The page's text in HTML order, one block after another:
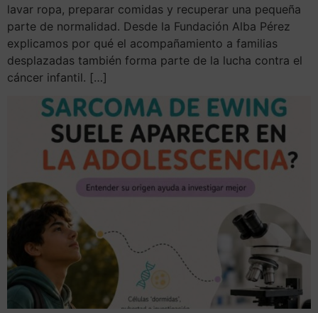
lavar ropa, preparar comidas y recuperar una pequeña
parte de normalidad. Desde la Fundación Alba Pérez
explicamos por qué el acompañamiento a familias
desplazadas también forma parte de la lucha contra el
cáncer infantil. […]